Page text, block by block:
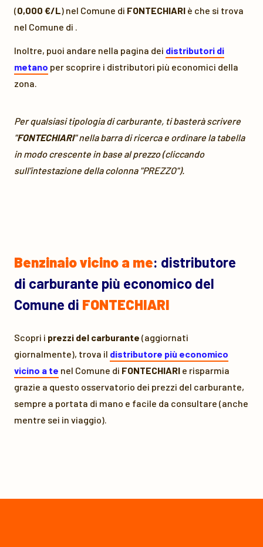
(0,000 €/L) nel Comune di FONTECHIARI è che si trova
nel Comune di .
Inoltre, puoi andare nella pagina dei distributori di
metano per scoprire i distributori più economici della
zona.
Per qualsiasi tipologia di carburante, ti basterà scrivere
"FONTECHIARI" nella barra di ricerca e ordinare la tabella
in modo crescente in base al prezzo (cliccando
sull'intestazione della colonna "PREZZO").
Benzinaio vicino a me: distributore
di carburante più economico del
Comune di FONTECHIARI
Scopri i prezzi del carburante (aggiornati
giornalmente), trova il distributore più economico
vicino a te nel Comune di FONTECHIARI e risparmia
grazie a questo osservatorio dei prezzi del carburante,
sempre a portata di mano e facile da consultare (anche
mentre sei in viaggio).